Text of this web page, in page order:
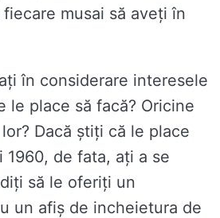
musai să aveți în
în considerare interesele
le place să facă? Oricine
Dacă știți că le place
1960, de fata, ați a se
să le oferiți un
un afiș de incheietura de